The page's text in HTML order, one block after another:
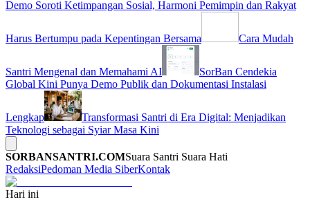
Demo Soroti Ketimpangan Sosial, Harmoni Pemimpin dan Rakyat
Harus Bertumpu pada Kepentingan Bersama Cara Mudah
Santri Mengenal dan Memahami AI
SorBan Cendekia
Global Kini Punya Demo Publik dan Dokumentasi Instalasi
Lengkap
Transformasi Santri di Era Digital: Menjadikan
Teknologi sebagai Syiar Masa Kini
SORBANSANTRI.COMSuara Santri Suara Hati
RedaksiPedoman Media SiberKontak
Hari ini